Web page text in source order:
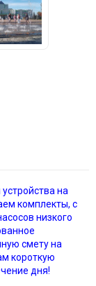
на
комплекты, с
низкого
смету на
короткую
дня!